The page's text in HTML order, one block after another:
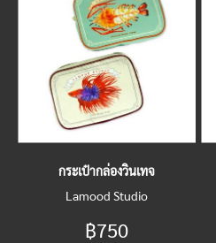
กระเป๋ากล่องวินเทจ
Lamood Studio
฿750